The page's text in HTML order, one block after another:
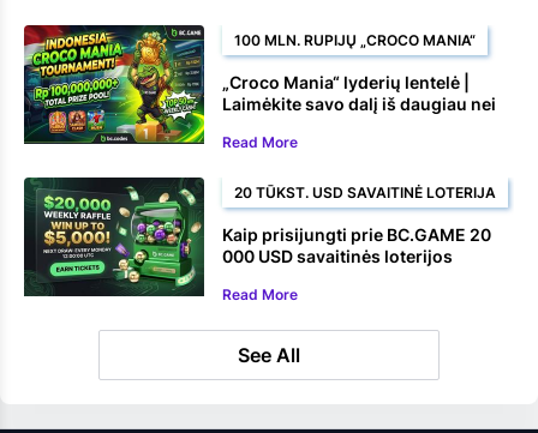
100 MLN. RUPIJŲ „CROCO MANIA“
„Croco Mania“ lyderių lentelė |
Laimėkite savo dalį iš daugiau nei
Read More
20 TŪKST. USD SAVAITINĖ LOTERIJA
Kaip prisijungti prie BC.GAME 20
000 USD savaitinės loterijos
Read More
See All